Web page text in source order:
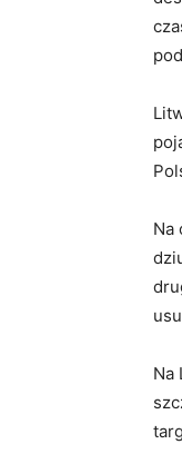
Na
Na